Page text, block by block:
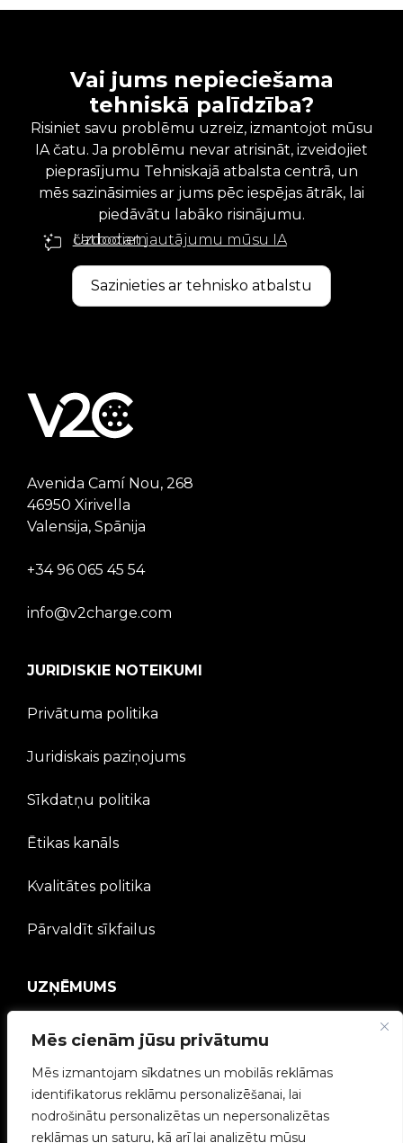
Mēs cienām jūsu privātumu
Mēs izmantojam sīkdatnes un mobilās reklāmas
identifikatorus reklāmu personalizēšanai, lai
nodrošinātu personalizētas un nepersonalizētas
reklāmas un saturu, kā arī lai analizētu mūsu
Vai jums nepieciešama
tehniskā palīdzība?
Risiniet savu problēmu uzreiz, izmantojot mūsu
IA čatu. Ja problēmu nevar atrisināt, izveidojiet
pieprasījumu Tehniskajā atbalsta centrā, un
mēs sazināsimies ar jums pēc iespējas ātrāk, lai
piedāvātu labāko risinājumu.
Uzdodiet jautājumu mūsu IA čatbotam
Sazinieties ar tehnisko atbalstu
Avenida Camí Nou, 268
46950 Xirivella
Valensija, Spānija
+34 96 065 45 54
info@v2charge.com
JURIDISKIE NOTEIKUMI
Privātuma politika
Juridiskais paziņojums
Sīkdatņu politika
Ētikas kanāls
Kvalitātes politika
Pārvaldīt sīkfailus
UZŅĒMUMS
V2C kopiena
Strādā ar mums
e-Chargers